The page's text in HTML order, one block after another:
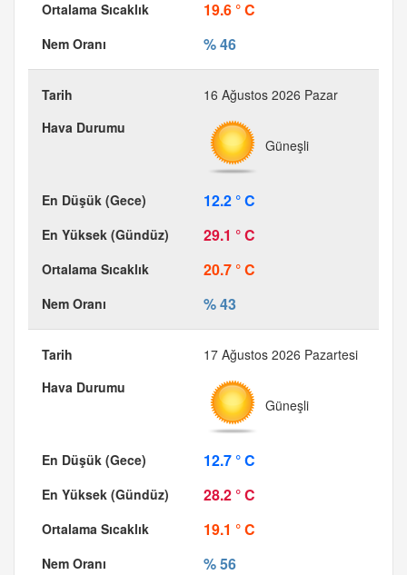
19.6 ° C
% 46
16 Ağustos 2026 Pazar
Güneşli
12.2 ° C
29.1 ° C
20.7 ° C
% 43
17 Ağustos 2026 Pazartesi
Güneşli
12.7 ° C
28.2 ° C
19.1 ° C
% 56